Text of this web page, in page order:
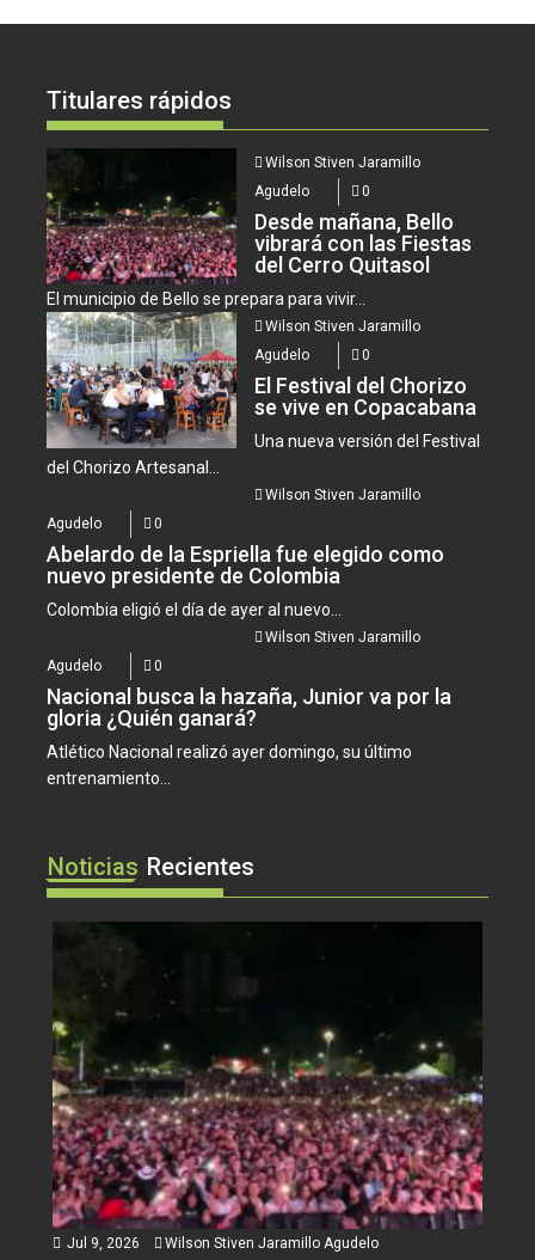
Titulares rápidos
Wilson Stiven Jaramillo
Agudelo
0
Desde mañana, Bello
vibrará con las Fiestas
del Cerro Quitasol
El municipio de Bello se prepara para vivir...
Wilson Stiven Jaramillo
Agudelo
0
El Festival del Chorizo
se vive en Copacabana
Una nueva versión del Festival
del Chorizo Artesanal...
Wilson Stiven Jaramillo
Agudelo
0
Abelardo de la Espriella fue elegido como
nuevo presidente de Colombia
Colombia eligió el día de ayer al nuevo...
Wilson Stiven Jaramillo
Agudelo
0
Nacional busca la hazaña, Junior va por la
gloria ¿Quién ganará?
Atlético Nacional realizó ayer domingo, su último
entrenamiento...
Noticias Recientes
Jul 9, 2026 Wilson Stiven Jaramillo Agudelo